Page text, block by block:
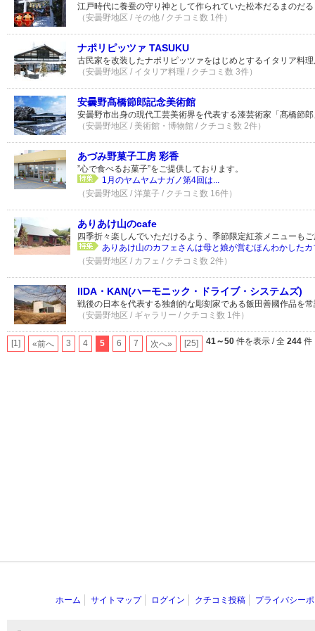
江戸時代に養蚕の守り神として作られていた松本だるまのだ
（安曇野地区 / その他 / クチコミ数 1件）
ナポリピッツァ TASUKU
古民家を改装したナポリピッツァをはじめとするイタリア料
（安曇野地区 / イタリア料理 / クチコミ数 3件）
安曇野髙橋節郎記念美術館
安曇野市出身の現代工芸美術界を代表する漆芸術家「髙橋節
（安曇野地区 / 美術館・博物館 / クチコミ数 2件）
あづみ野菓子工房 彩香
”心で食べるお菓子”をご提供しております。
1月のヤムヤムナガノ第4回は...
（安曇野地区 / 洋菓子 / クチコミ数 16件）
ありあけ山のcafe
四季折々楽しんでいただけるよう、季節限定紅茶メニューも
ありあけ山のカフェさんは母と娘が営むほんわかしたカ
（安曇野地区 / カフェ / クチコミ数 2件）
IIDA・KAN(ハーモニック・ドライブ・システムズ)
戦後の日本を代表する独創的な彫刻家である飯田善國作品を
（安曇野地区 / ギャラリー / クチコミ数 1件）
[1] «前へ 3 4 5 6 7 次へ» [25] 41～50 件を表示 / 全 244 件
ホーム サイトマップ ログイン クチコミ投稿 プライバシー